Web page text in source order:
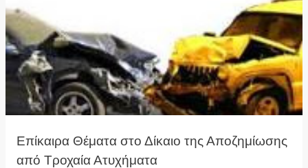
Α
ν
α
ρ
Επίκαιρα Θέματα στο Δίκαιο της Αποζημίωσης
από Τροχαία Ατυχήματα